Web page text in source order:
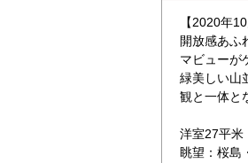
【2020年
開放感あふ
マビューが
緑美しい山
観と一体と
洋室27平米
眺望：桜島